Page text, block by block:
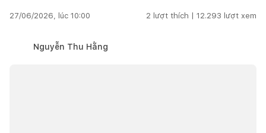
27/06/2026, lúc 10:00 2 lượt thích | 12.293 lượt xem
Nguyễn Thu Hằng